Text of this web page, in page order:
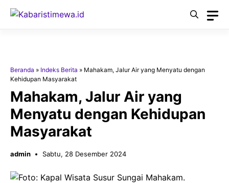
Langsung
Beranda » Indeks Berita » Mahakam, Jalur Air yang Menyatu dengan
Kehidupan Masyarakat
Mahakam, Jalur Air yang
Menyatu dengan Kehidupan
Masyarakat
admin Sabtu, 28 Desember 2024